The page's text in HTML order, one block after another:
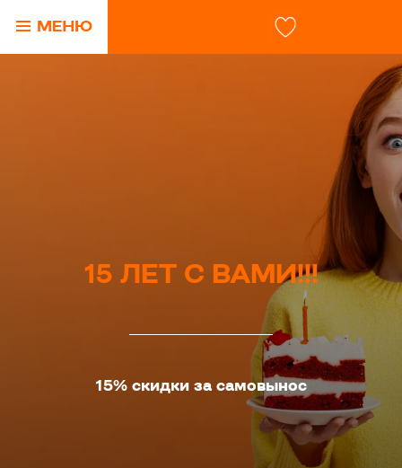
15 ЛЕТ С ВАМИ!!!
15% скидки за самовынос